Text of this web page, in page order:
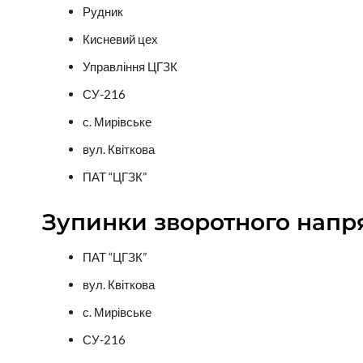
Рудник
Кисневий цех
Управління ЦГЗК
СУ-216
с. Мирівське
вул. Квіткова
ПАТ “ЦГЗК”
Зупинки зворотного
ПАТ “ЦГЗК”
вул. Квіткова
с. Мирівське
СУ-216